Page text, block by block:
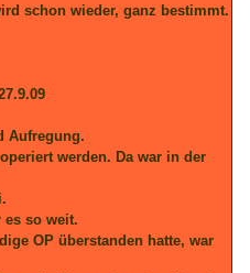
schon wieder, ganz bestimmt.
Aufregung.
werden. Da war in der
es so weit.
OP überstanden hatte, war